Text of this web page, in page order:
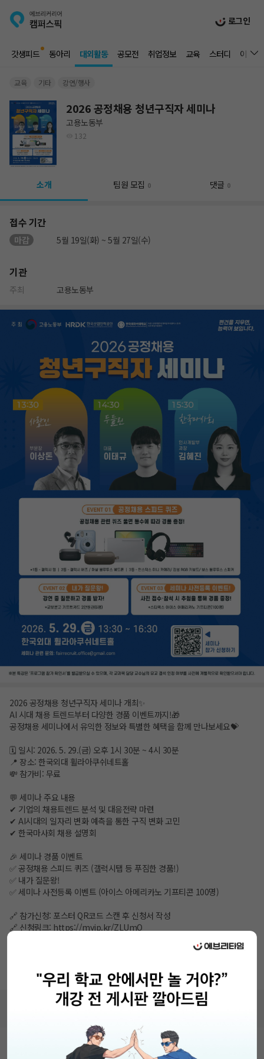
로그인
갓생피드 동아리 대외활동 공모전 취업정보 교육 스터디 이벤트
교육 기타 강연/행사
2026 공정채용 청년구직자 세미나
고용노동부
132
소개 팀원 모집 0 댓글 0
접수 기간
마감 5월 19일(화) ~ 5월 27일(수)
기관
주최 고용노동부
2026 공정채용 청년구직자 세미나 개최✨
AI 시대 채용 트렌드부터 다양한 경품 이벤트까지!🎁
공정채용 세미나에서 유익한 정보와 특별한 혜택을 함께 만나보세요💝
🗓 일시: 2026. 5. 29.(금) 오후 1시 30분 ~ 4시 30분
📍 장소: 한국외대 휠라아쿠쉬네트홀
💸 참가비: 무료
💬 세미나 주요 내용
✔ 기업의 채용트렌드 분석 및 대응전략 마련
✔ AI시대의 일자리 변화 예측을 통한 구직 변화 고민
✔ 한국마사회 채용 설명회
🎉 세미나 경품 이벤트
✅ 공정채용 스피드 퀴즈 (갤럭시탭 등 푸짐한 경품!)
✅ 내가 질문왕!
✅ 세미나 사전등록 이벤트 (아이스 아메리카노 기프티콘 100명)
🔗 참가신청: 포스터 QR코드 스캔 후 신청서 작성
🔗 신청링크: https://myip.kr/ZLUmO
나 #채용트렌드 #AI채용트렌드